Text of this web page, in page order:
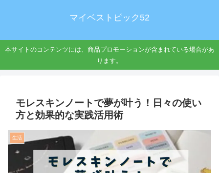
マイベストピック52
本サイトのコンテンツには、商品プロモーションが含まれている場合があ
ります。
モレスキンノートで夢が叶う！日々の使い
方と効果的な実践活用術
生活